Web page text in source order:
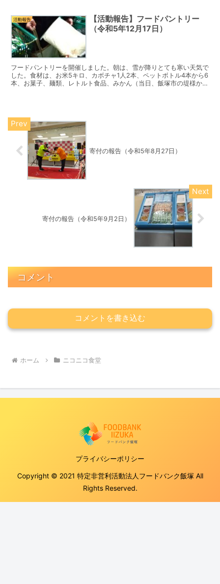
活動報告
【活動報告】フードパントリー
（令和5年12月17日）
フードパントリーを開催しました。朝は、雪が降りとても寒い天気で
した。食材は、お米5キロ、カボチャ1人2本、ペットボトル4本から6
本、お菓子、麺類、レトルト食品、みかん（当日、飯塚市の堤様から
寄付の報告（令和5年8月27日）
寄付の報告（令和5年9月2日）
コメント
コメントを書き込む
ホーム ニコニコ食堂
プライバシーポリシー
Copyright © 2021 特定非営利活動法人フードバンク飯塚 All
Rights Reserved.